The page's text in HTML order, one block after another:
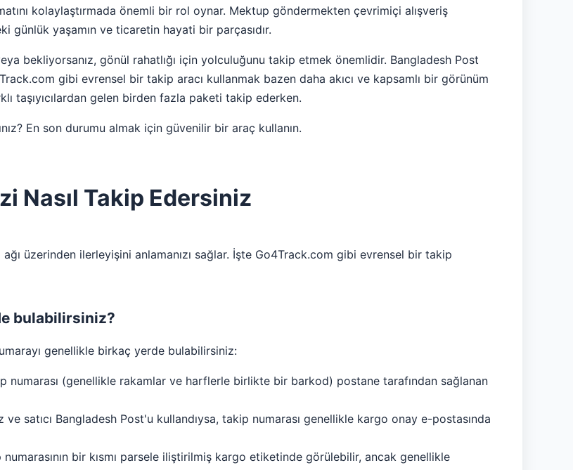
kolaylaştırmada önemli bir rol oynar. Mektup göndermekten çevrimiçi alışveriş
günlük yaşamın ve ticaretin hayati bir parçasıdır.
bekliyorsanız, gönül rahatlığı için yolculuğunu takip etmek önemlidir. Bangladesh Post
gibi evrensel bir takip aracı kullanmak bazen daha akıcı ve kapsamlı bir görünüm
taşıyıcılardan gelen birden fazla paketi takip ederken.
En son durumu almak için güvenilir bir araç kullanın.
Nasıl Takip Edersiniz
üzerinden ilerleyişini anlamanızı sağlar. İşte Go4Track.com gibi evrensel bir takip
bulabilirsiniz?
genellikle birkaç yerde bulabilirsiniz:
numarası (genellikle rakamlar ve harflerle birlikte bir barkod) postane tarafından sağlanan
ve satıcı Bangladesh Post'u kullandıysa, takip numarası genellikle kargo onay e-postasında
bir kısmı parsele iliştirilmiş kargo etiketinde görülebilir, ancak genellikle